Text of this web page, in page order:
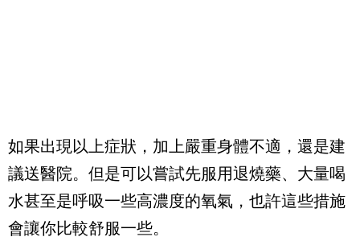
如果出現以上症狀，加上嚴重身體不適，還是建
議送醫院。但是可以嘗試先服用退燒藥、大量喝
水甚至是呼吸一些高濃度的氧氣，也許這些措施
會讓你比較舒服一些。